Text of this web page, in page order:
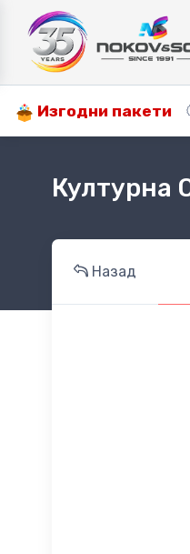
Изгодни пакети
Културна
Назад